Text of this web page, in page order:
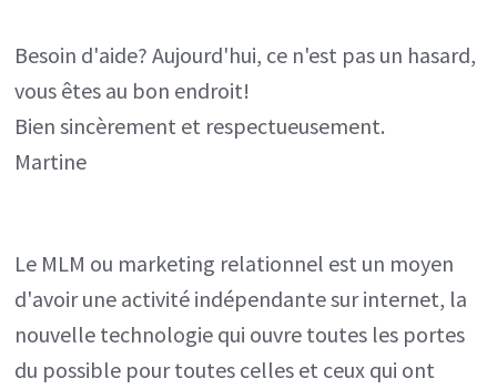
Besoin d'aide? Aujourd'hui, ce n'est pas un hasard,
vous êtes au bon endroit!
Bien sincèrement et respectueusement.
Martine
Le MLM ou marketing relationnel est un moyen
d'avoir une activité indépendante sur internet, la
nouvelle technologie qui ouvre toutes les portes
du possible pour toutes celles et ceux qui ont